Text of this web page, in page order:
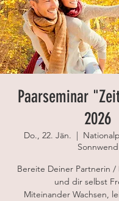
Paarseminar
2026
Do., 22. Jän.
  |
Sonnwend
Bereite Deiner Partnerin /
und dir selbst
Miteinander Wachsen,